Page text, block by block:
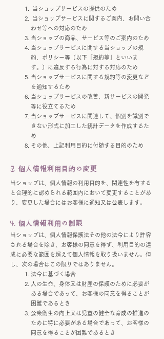
当ショップサービスの提供のため
当ショップサービスに関するご案内、お問い合
わせ等への対応のため
当ショップの商品、サービス等のご案内のため
当ショップサービスに関する当ショップの規
約、ポリシー等（以下「規約等」といいま
す。）に違反する行為に対する対応のため
当ショップサービスに関する規約等の変更など
を通知するため
当ショップサービスの改善、新サービスの開発
等に役立てるため
当ショップサービスに関連して、個別を識別で
きない形式に加工した統計データを作成するた
め
その他、上記利用目的に付随する目的のため
3. 個人情報利用目的の変更
当ショップは、個人情報の利用目的を、関連性を有する
と合理的に認められる範囲内において変更することがあ
り、変更した場合にはお客様に通知又は公表します。
4. 個人情報利用の制限
当ショップは、個人情報保護法その他の法令により許容
される場合を除き、お客様の同意を得ず、利用目的の達
成に必要な範囲を超えて個人情報を取り扱いません。但
し、次の場合はこの限りではありません。
法令に基づく場合
人の生命、身体又は財産の保護のために必要が
ある場合であって、お客様の同意を得ることが
困難であるとき
公衆衛生の向上又は児童の健全な育成の推進の
ために特に必要がある場合であって、お客様の
同意を得ることが困難であるとき